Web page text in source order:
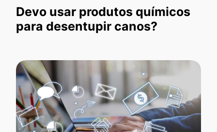
Devo usar produtos químicos
para desentupir canos?